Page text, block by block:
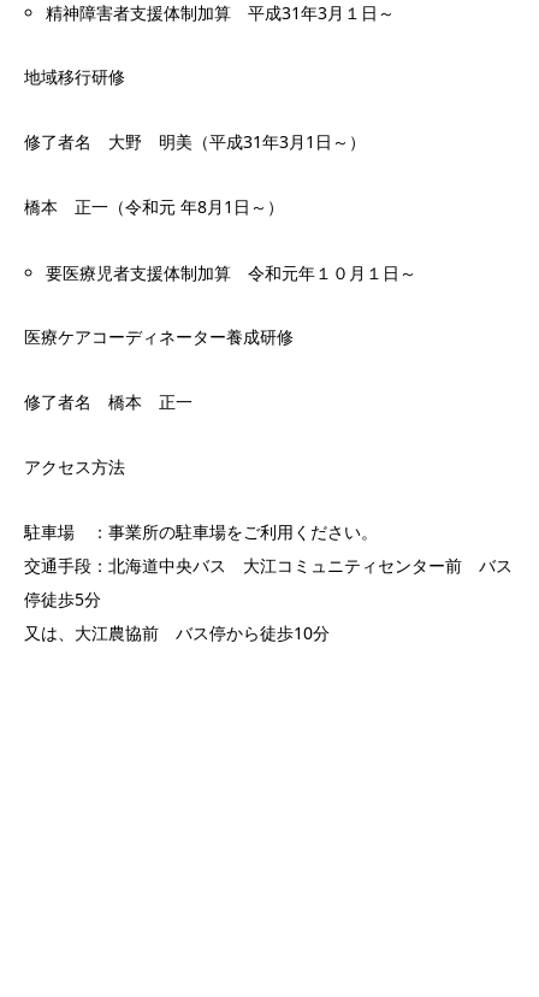
精神障害者支援体制加算 平成31年3月１日～
地域移行研修
修了者名 大野 明美（平成31年3月1日～）
橋本 正一（令和元 年8月1日～）
要医療児者支援体制加算 令和元年１０月１日～
医療ケアコーディネーター養成研修
修了者名 橋本 正一
アクセス方法
駐車場 ：事業所の駐車場をご利用ください。
交通手段：北海道中央バス 大江コミュニティセンター前 バス
停徒歩5分
又は、大江農協前 バス停から徒歩10分